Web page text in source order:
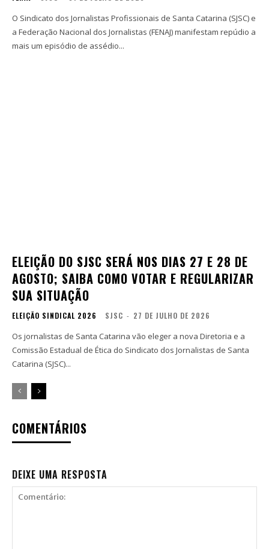
O Sindicato dos Jornalistas Profissionais de Santa Catarina (SJSC) e
a Federação Nacional dos Jornalistas (FENAJ) manifestam repúdio a
mais um episódio de assédio...
ELEIÇÃO DO SJSC SERÁ NOS DIAS 27 E 28 DE
AGOSTO; SAIBA COMO VOTAR E REGULARIZAR
SUA SITUAÇÃO
ELEIÇÃO SINDICAL 2026 SJSC - 27 DE JULHO DE 2026
Os jornalistas de Santa Catarina vão eleger a nova Diretoria e a
Comissão Estadual de Ética do Sindicato dos Jornalistas de Santa
Catarina (SJSC)...
COMENTÁRIOS
DEIXE UMA RESPOSTA